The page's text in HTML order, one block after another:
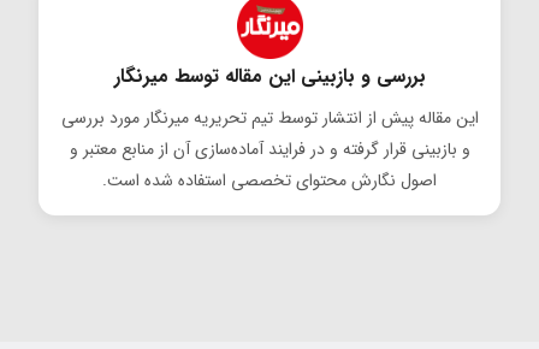
بررسی و بازبینی این مقاله توسط میرنگار
این مقاله پیش از انتشار توسط تیم تحریریه میرنگار مورد بررسی
و بازبینی قرار گرفته و در فرایند آماده‌سازی آن از منابع معتبر و
اصول نگارش محتوای تخصصی استفاده شده است.